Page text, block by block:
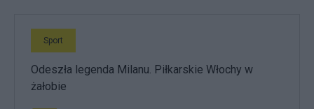
Sport
Odeszła legenda Milanu. Piłkarskie Włochy w
żałobie